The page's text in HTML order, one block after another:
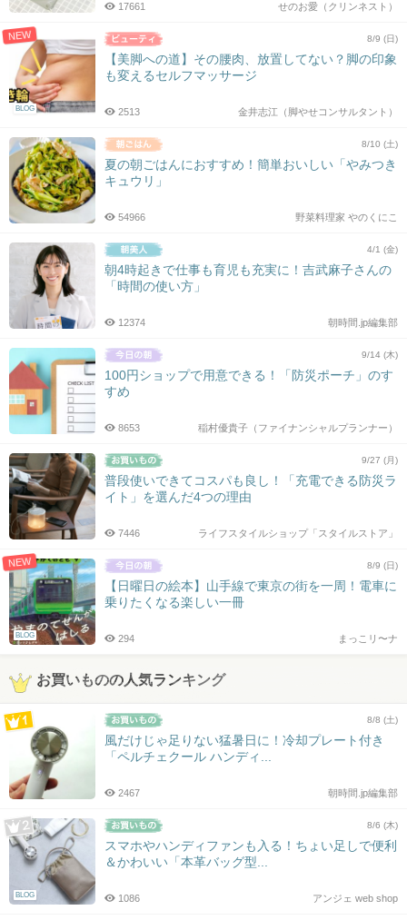
せのお愛（クリンネスト）
17661
NEW
BLOG
8/9 (日)
【美脚への道】その腰肉、放置してない？脚の印象
も変えるセルフマッサージ
金井志江（脚やせコンサルタント）
2513
8/10 (土)
夏の朝ごはんにおすすめ！簡単おいしい「やみつき
キュウリ」
野菜料理家 やのくにこ
54966
4/1 (金)
朝4時起きで仕事も育児も充実に！吉武麻子さんの
「時間の使い方」
朝時間.jp編集部
12374
9/14 (木)
100円ショップで用意できる！「防災ポーチ」のす
すめ
稲村優貴子（ファイナンシャルプランナー）
8653
9/27 (月)
普段使いできてコスパも良し！「充電できる防災ラ
イト」を選んだ4つの理由
ライフスタイルショップ「スタイルストア」
7446
NEW
BLOG
8/9 (日)
【日曜日の絵本】山手線で東京の街を一周！電車に
乗りたくなる楽しい一冊
まっこリ〜ナ
294
お買いものの人気ランキング
8/8 (土)
風だけじゃ足りない猛暑日に！冷却プレート付き
「ペルチェクール ハンディ...
朝時間.jp編集部
2467
BLOG
8/6 (木)
スマホやハンディファンも入る！ちょい足しで便利
＆かわいい「本革バッグ型...
アンジェ web shop
1086